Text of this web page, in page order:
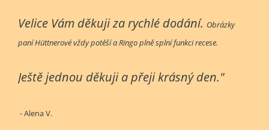
Velice Vám děkuji za rychlé dodání. Obrázky
paní Hüttnerové vždy potěší a Ringo plně splní funkci recese.
Ještě jednou děkuji a přeji krásný den."
- Alena V.